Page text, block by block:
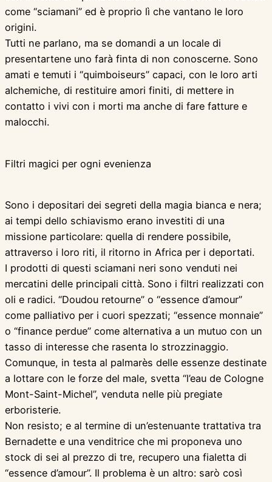
come “sciamani” ed è proprio lì che vantano le loro
origini.
Tutti ne parlano, ma se domandi a un locale di
presentartene uno farà finta di non conoscerne. Sono
amati e temuti i “quimboiseurs” capaci, con le loro arti
alchemiche, di restituire amori finiti, di mettere in
contatto i vivi con i morti ma anche di fare fatture e
malocchi.
Filtri magici per ogni evenienza
Sono i depositari dei segreti della magia bianca e nera;
ai tempi dello schiavismo erano investiti di una
missione particolare: quella di rendere possibile,
attraverso i loro riti, il ritorno in Africa per i deportati.
I prodotti di questi sciamani neri sono venduti nei
mercatini delle principali città. Sono i filtri realizzati con
oli e radici. “Doudou retourne” o “essence d’amour”
come palliativo per i cuori spezzati; “essence monnaie”
o “finance perdue” come alternativa a un mutuo con un
tasso di interesse che rasenta lo strozzinaggio.
Comunque, in testa al palmarès delle essenze destinate
a lottare con le forze del male, svetta “l’eau de Cologne
Mont-Saint-Michel”, venduta nelle più pregiate
erboristerie.
Non resisto; e al termine di un’estenuante trattativa tra
Bernadette e una venditrice che mi proponeva uno
stock di sei al prezzo di tre, recupero una fialetta di
“essence d’amour”. Il problema è un altro: sarò così